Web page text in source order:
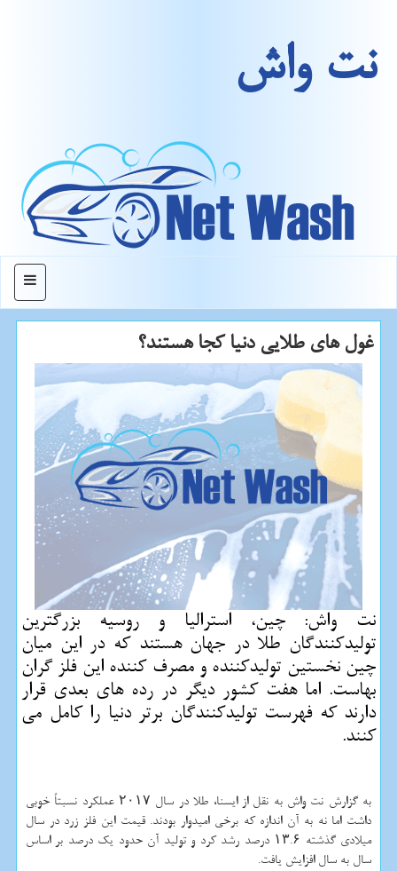
نت واش
منو
غول های طلایی دنیا كجا هستند؟
نت واش: چین، استرالیا و روسیه بزرگترین
تولیدكنندگان طلا در جهان هستند كه در این میان
چین نخستین تولیدكننده و مصرف كننده این فلز گران
بهاست. اما هفت كشور دیگر در رده های بعدی قرار
دارند كه فهرست تولیدكنندگان برتر دنیا را كامل می
كنند.
به گزارش نت واش به نقل از ایسنا، طلا در سال ۲۰۱۷ عملكرد نسبتاً خوبی
داشت اما نه به آن اندازه كه برخی امیدوار بودند. قیمت این فلز زرد در سال
میلادی گذشته ۱۳.۶ درصد رشد كرد و تولید آن حدود یك درصد بر اساس
سال به سال افزایش یافت.